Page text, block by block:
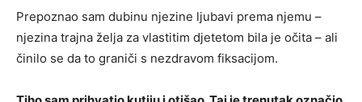
Prepoznao sam dubinu njezine ljubavi prema njemu –
njezina trajna želja za vlastitim djetetom bila je očita – ali
činilo se da to graniči s nezdravom fiksacijom.